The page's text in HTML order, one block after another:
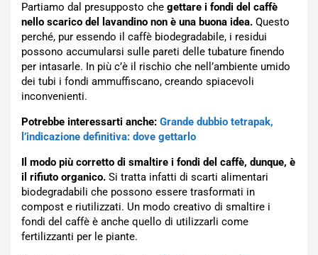
Partiamo dal presupposto che gettare i fondi del caffè
nello scarico del lavandino non è una buona idea. Questo
perché, pur essendo il caffè biodegradabile, i residui
possono accumularsi sulle pareti delle tubature finendo
per intasarle. In più c’è il rischio che nell’ambiente umido
dei tubi i fondi ammuffiscano, creando spiacevoli
inconvenienti.
Potrebbe interessarti anche: Grande dubbio tetrapak,
l’indicazione definitiva: dove gettarlo
Il modo più corretto di smaltire i fondi del caffè, dunque, è
il rifiuto organico. Si tratta infatti di scarti alimentari
biodegradabili che possono essere trasformati in
compost e riutilizzati. Un modo creativo di smaltire i
fondi del caffè è anche quello di utilizzarli come
fertilizzanti per le piante.